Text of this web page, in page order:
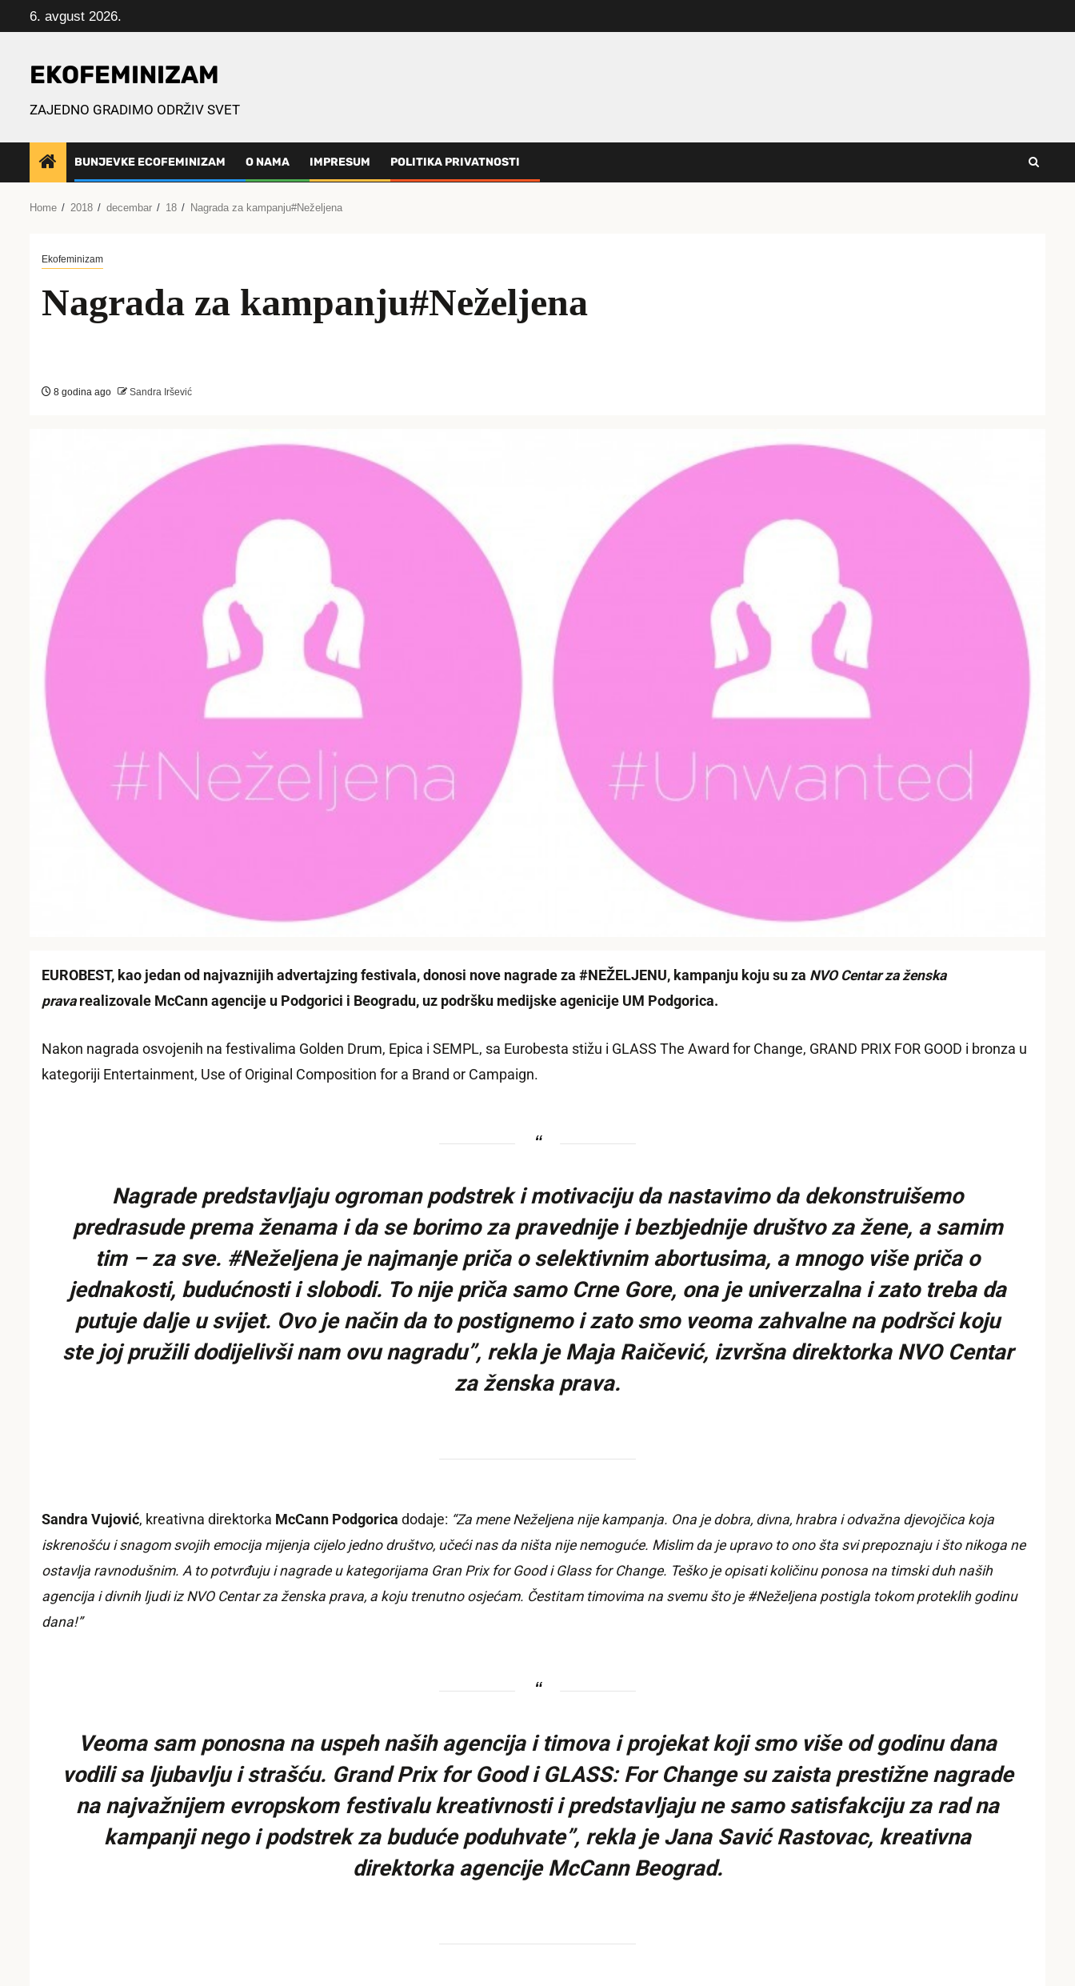
to
6. avgust 2026.
EKOFEMINIZAM
ZAJEDNO GRADIMO ODRŽIV SVET
BUNJEVKE ECOFEMINIZAM O NAMA IMPRESUM POLITIKA PRIVATNOSTI
Home 2018 decembar 18 Nagrada za kampanju#Neželjena
Ekofeminizam
Nagrada za kampanju#Neželjena
8 godina ago Sandra Iršević
EUROBEST, kao jedan od najvaznijih advertajzing festivala, donosi nove nagrade za #NEŽELJENU, kampanju koju su za NVO Centar za ženska
pravarealizovale McCann agencije u Podgorici i Beogradu, uz podršku medijske agenicije UM Podgorica.
Nakon nagrada osvojenih na festivalima Golden Drum, Epica i SEMPL, sa Eurobesta stižu i GLASS The Award for Change, GRAND PRIX FOR GOOD i bronza u
kategoriji Entertainment, Use of Original Composition for a Brand or Campaign.
Nagrade predstavljaju ogroman podstrek i motivaciju da nastavimo da dekonstruišemo
predrasude prema ženama i da se borimo za pravednije i bezbjednije društvo za žene, a samim
tim – za sve. #Neželjena je najmanje priča o selektivnim abortusima, a mnogo više priča o
jednakosti, budućnosti i slobodi. To nije priča samo Crne Gore, ona je univerzalna i zato treba da
putuje dalje u svijet. Ovo je način da to postignemo i zato smo veoma zahvalne na podršci koju
ste joj pružili dodijelivši nam ovu nagradu”, rekla je Maja Raičević, izvršna direktorka NVO Centar
za ženska prava.
Sandra Vujović, kreativna direktorka McCann Podgorica dodaje: “Za mene Neželjena nije kampanja. Ona je dobra, divna, hrabra i odvažna djevojčica koja
iskrenošću i snagom svojih emocija mijenja cijelo jedno društvo, učeći nas da ništa nije nemoguće. Mislim da je upravo to ono šta svi prepoznaju i što nikoga ne
ostavlja ravnodušnim. A to potvrđuju i nagrade u kategorijama Gran Prix for Good i Glass for Change. Teško je opisati količinu ponosa na timski duh naših
agencija i divnih ljudi iz NVO Centar za ženska prava, a koju trenutno osjećam. Čestitam timovima na svemu što je #Neželjena postigla tokom proteklih godinu
dana!”
Veoma sam ponosna na uspeh naših agencija i timova i projekat koji smo više od godinu dana
vodili sa ljubavlju i strašću. Grand Prix for Good i GLASS: For Change su zaista prestižne nagrade
na najvažnijem evropskom festivalu kreativnosti i predstavljaju ne samo satisfakciju za rad na
kampanji nego i podstrek za buduće poduhvate”, rekla je Jana Savić Rastovac, kreativna
direktorka agencije McCann Beograd.